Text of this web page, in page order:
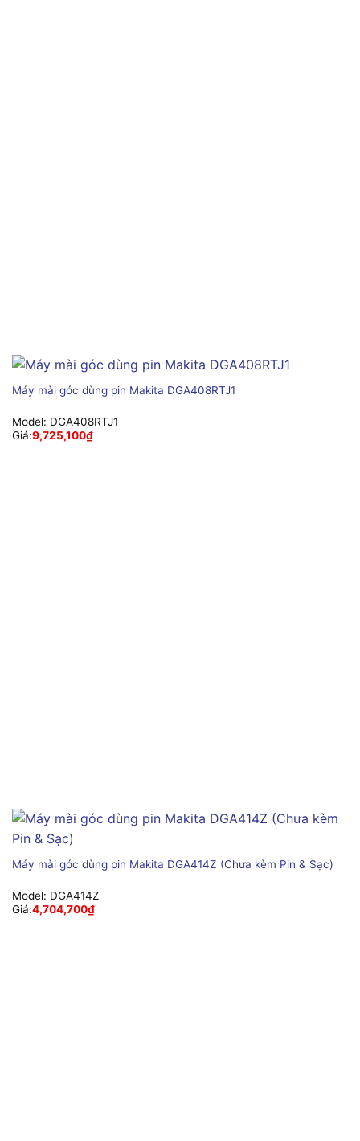
Máy mài góc dùng pin Makita DGA408RTJ1
Model: DGA408RTJ1
Giá:9,725,100₫
Máy mài góc dùng pin Makita DGA414Z (Chưa kèm Pin & Sạc)
Model: DGA414Z
Giá:4,704,700₫